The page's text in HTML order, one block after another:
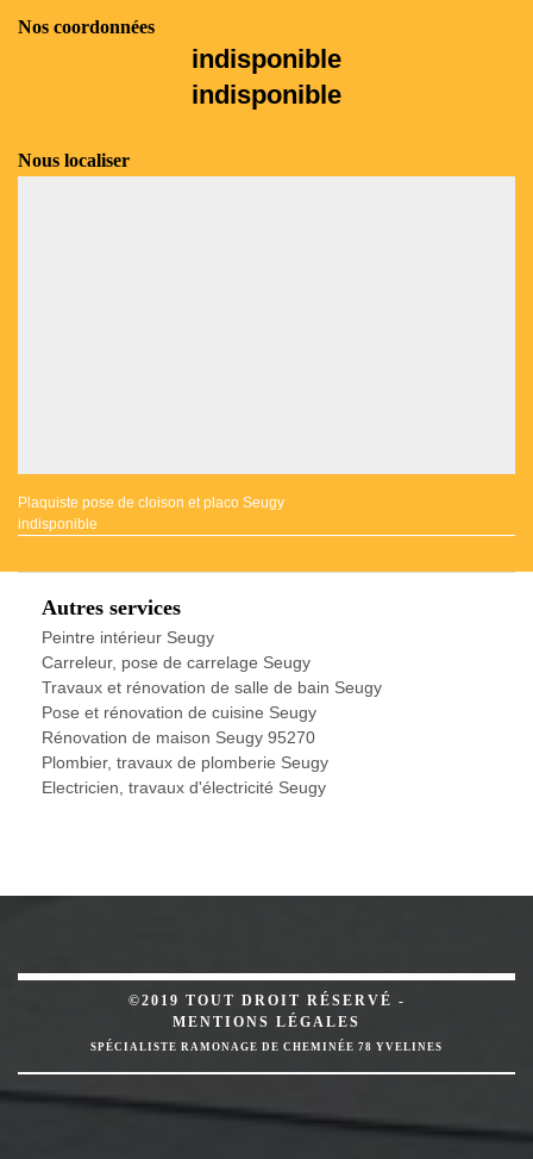
Nos coordonnées
indisponible
indisponible
Nous localiser
Plaquiste pose de cloison et placo Seugy
indisponible
Autres services
Peintre intérieur Seugy
Carreleur, pose de carrelage Seugy
Travaux et rénovation de salle de bain Seugy
Pose et rénovation de cuisine Seugy
Rénovation de maison Seugy 95270
Plombier, travaux de plomberie Seugy
Electricien, travaux d'électricité Seugy
©2019 TOUT DROIT RÉSERVÉ -
MENTIONS LÉGALES
SPÉCIALISTE RAMONAGE DE CHEMINÉE 78 YVELINES